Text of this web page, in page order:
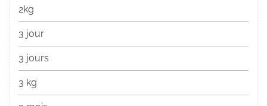
2kg
3 jour
3 jours
3 kg